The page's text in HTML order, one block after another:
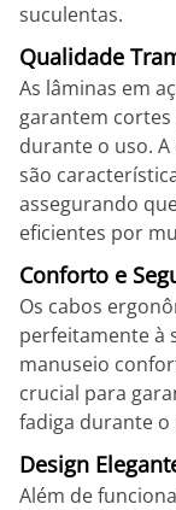
suculentas.
Qualidade
As lâminas em
garantem
durante o uso.
são
assegurando
eficientes por
Conforto e
Os cabos
perfeitamente à
manuseio
crucial para
fadiga durante o
Design
Além de